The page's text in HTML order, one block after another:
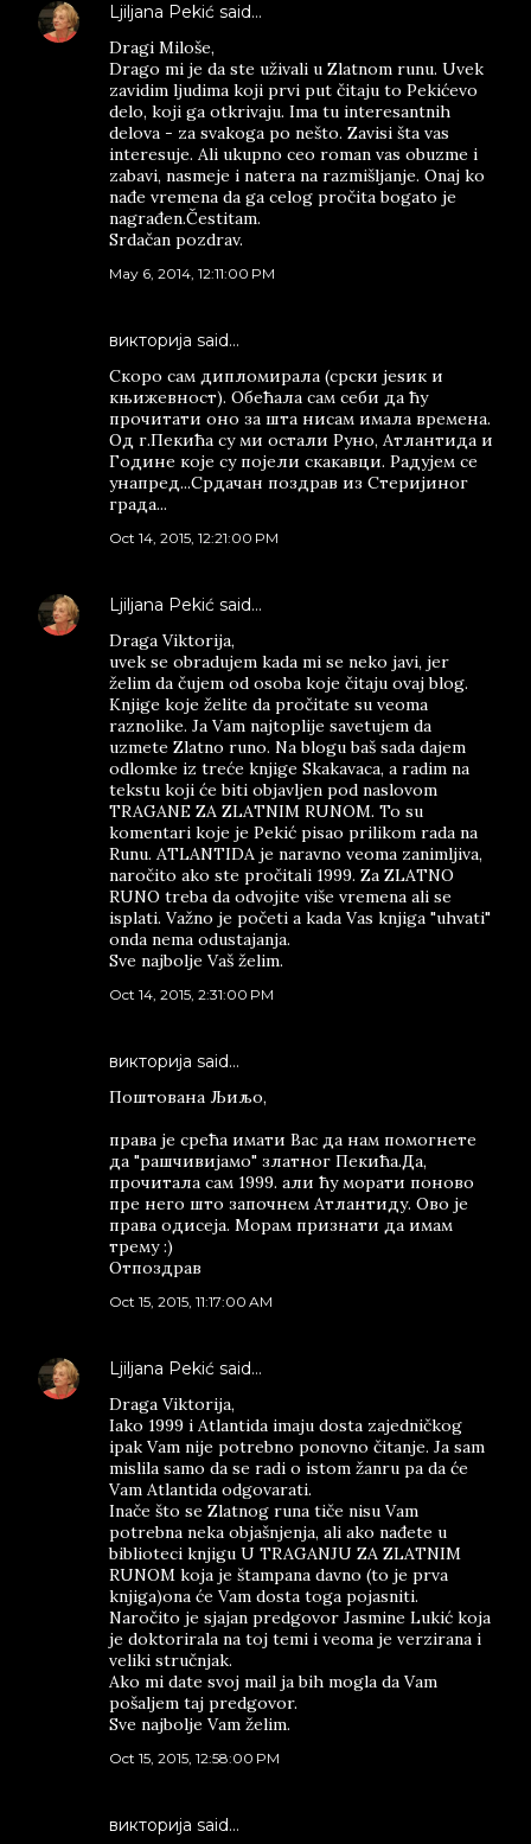
Ljiljana Pekić said…
Dragi Miloše,
Drago mi je da ste uživali u Zlatnom runu. Uvek
zavidim ljudima koji prvi put čitaju to Pekićevo
delo, koji ga otkrivaju. Ima tu interesantnih
delova - za svakoga po nešto. Zavisi šta vas
interesuje. Ali ukupno ceo roman vas obuzme i
zabavi, nasmeje i natera na razmišljanje. Onaj ko
nađe vremena da ga celog pročita bogato je
nagrađen.Čestitam.
Srdačan pozdrav.
May 6, 2014, 12:11:00 PM
викторија said…
Скоро сам дипломирала (срски јеѕик и
књижевност). Обећала сам себи да ћу
прочитати оно за шта нисам имала времена.
Од г.Пекића су ми остали Руно, Атлантида и
Године које су појели скакавци. Радујем се
унапред...Срдачан поздрав из Стеријиног
града...
Oct 14, 2015, 12:21:00 PM
Ljiljana Pekić said…
Draga Viktorija,
uvek se obradujem kada mi se neko javi, jer
želim da čujem od osoba koje čitaju ovaj blog.
Knjige koje želite da pročitate su veoma
raznolike. Ja Vam najtoplije savetujem da
uzmete Zlatno runo. Na blogu baš sada dajem
odlomke iz treće knjige Skakavaca, a radim na
tekstu koji će biti objavljen pod naslovom
TRAGANE ZA ZLATNIM RUNOM. To su
komentari koje je Pekić pisao prilikom rada na
Runu. ATLANTIDA je naravno veoma zanimljiva,
naročito ako ste pročitali 1999. Za ZLATNO
RUNO treba da odvojite više vremena ali se
isplati. Važno je početi a kada Vas knjiga "uhvati"
onda nema odustajanja.
Sve najbolje Vaš želim.
Oct 14, 2015, 2:31:00 PM
викторија said…
Поштована Љиљо,
права је срећа имати Вас да нам помогнете
да "рашчивијамо" златног Пекића.Да,
прочитала сам 1999. али ћу морати поново
пре него што започнем Атлантиду. Ово је
права одисеја. Морам признати да имам
трему :)
Отпоздрав
Oct 15, 2015, 11:17:00 AM
Ljiljana Pekić said…
Draga Viktorija,
Iako 1999 i Atlantida imaju dosta zajedničkog
ipak Vam nije potrebno ponovno čitanje. Ja sam
mislila samo da se radi o istom žanru pa da će
Vam Atlantida odgovarati.
Inače što se Zlatnog runa tiče nisu Vam
potrebna neka objašnjenja, ali ako nađete u
biblioteci knjigu U TRAGANJU ZA ZLATNIM
RUNOM koja je štampana davno (to je prva
knjiga)ona će Vam dosta toga pojasniti.
Naročito je sjajan predgovor Jasmine Lukić koja
je doktorirala na toj temi i veoma je verzirana i
veliki stručnjak.
Ako mi date svoj mail ja bih mogla da Vam
pošaljem taj predgovor.
Sve najbolje Vam želim.
Oct 15, 2015, 12:58:00 PM
викторија said…